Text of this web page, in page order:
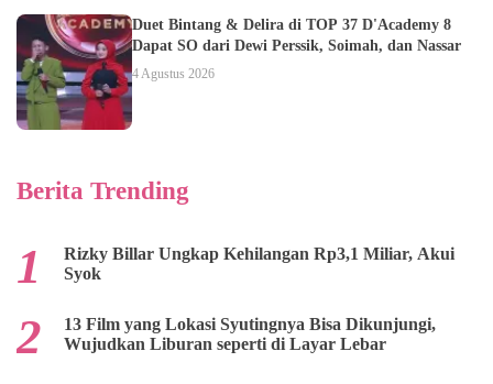
Duet Bintang & Delira di TOP 37 D'Academy 8
Dapat SO dari Dewi Perssik, Soimah, dan Nassar
4 Agustus 2026
Berita Trending
Rizky Billar Ungkap Kehilangan Rp3,1 Miliar, Akui
Syok
13 Film yang Lokasi Syutingnya Bisa Dikunjungi,
Wujudkan Liburan seperti di Layar Lebar